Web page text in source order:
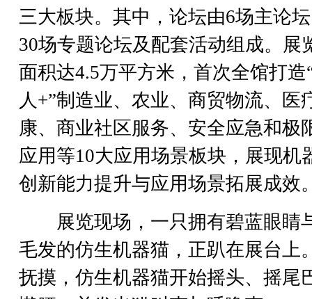
三大板块。其中，论坛由6场主论
30场专题论坛及配套活动组成。展
面积达4.5万平方米，首次全馆打造
人+”制造业、农业、商贸物流、医
康、商业社区服务、安全应急和极
应用等10大应用场景板块，展现机
创新能力提升与应用场景拓展成效
展览现场，一只拥有碧蓝眼睛
毛发的仿生机器猫，正趴在展台上
抚摸，仿生机器猫开始摇头、摇尾